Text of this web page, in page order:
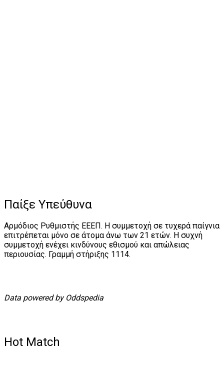
Παίξε Υπεύθυνα
Αρμόδιος Ρυθμιστής ΕΕΕΠ. Η συμμετοχή σε τυχερά παίγνια
επιτρέπεται μόνο σε άτομα άνω των 21 ετών. Η συχνή
συμμετοχή ενέχει κινδύνους εθισμού και απώλειας
περιουσίας. Γραμμή στήριξης 1114.
Data powered by Oddspedia
Hot Match